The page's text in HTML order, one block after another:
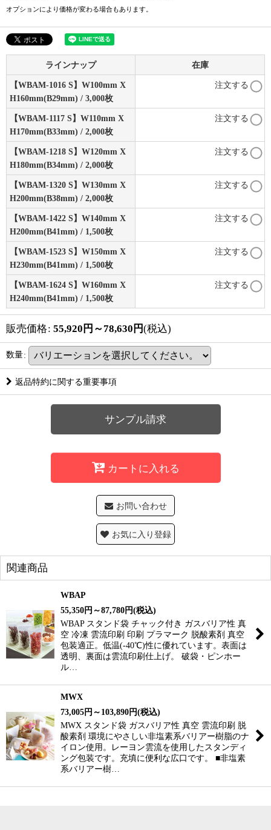
オプションにより価格が変わる場合もあります。
ラインナップ 在庫
【WBAM-1016 S】W100mm X
H160mm(B29mm) / 3,000枚
注文する
【WBAM-1117 S】W110mm X
H170mm(B33mm) / 2,000枚
注文する
【WBAM-1218 S】W120mm X
H180mm(B34mm) / 2,000枚
注文する
【WBAM-1320 S】W130mm X
H200mm(B38mm) / 2,000枚
注文する
【WBAM-1422 S】W140mm X
H200mm(B41mm) / 1,500枚
注文する
【WBAM-1523 S】W150mm X
H230mm(B41mm) / 1,500枚
注文する
【WBAM-1624 S】W160mm X
H240mm(B41mm) / 1,500枚
注文する
販売価格: 55,920 円 ～78,630 円(税込)
数量:
返品特約に関する重要事項
サンプル請求
カートに入れる
お問い合わせ
お気に入り登録
関連商品
WBAP
55,350円 ～87,780円(税込)
WBAP スタンド袋 チャック付き ガスバリア性 真
空 冷凍 雲流印刷 印刷 プラマーク 脱酸素剤 真空
包装適正。低温(-40℃)性に優れています。表面は
透明、裏面は雲流印刷仕上げ。 破袋・ピンホー
ル…
MWX
73,005円 ～103,890円(税込)
MWX スタンド袋 ガスバリア性 真空 雲流印刷 脱
酸素剤 環境にやさしい非塩素系バリアー樹脂のナ
イロン使用。レーヨン雲流を使用したスタンディ
ング包装です。充填に便利な広口です。 ■非塩素
系バリアー樹…